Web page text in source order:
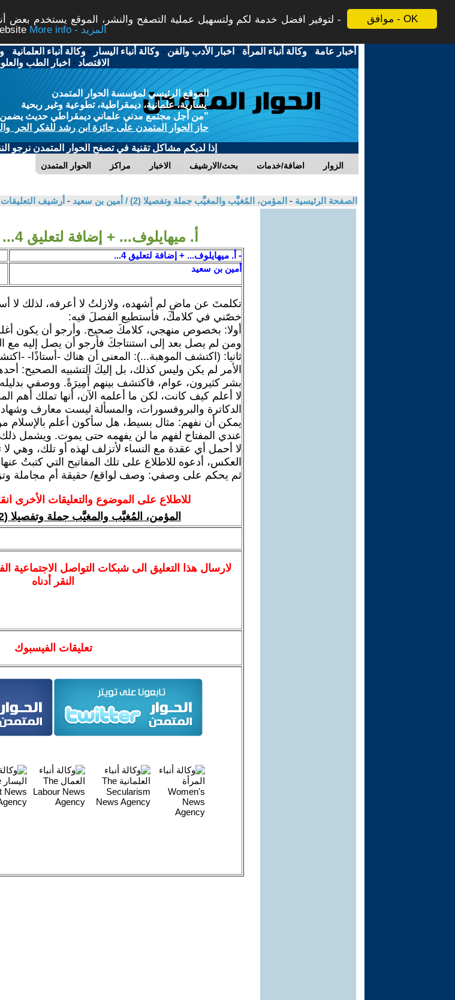
موافق - OK
لتوفير افضل خدمة لكم ولتسهيل عملية التصفح والنشر، الموقع يستخدم بعض
More info - المزيد
أخبار عامة -وكالة أنباء المرأة - اخبار الأدب والفن -وكالة أنباء اليسار -وكالة أنباء العلمانية -
الاقتصاد - اخبار الطب
الموقع الرئيسي لمؤسسة الحوار المتمدن
يسارية، علمانية، ديمقراطية، تطوعية وغير ربحية
"من أجل مجتمع مدني علماني ديمقراطي حديث يضمن
حاز الحوار المتمدن على جائزة ابن رشد للفكر الحر
إذا لديكم مشاكل تقنية في تصفح الحوار المتمدن نرجو
الحوار المتمدن مراكز الاخبار بحث/الارشيف اضافة/خدمات الزوار
الصفحة الرئيسية - المؤمن، المُغيَّب والمغيَّب جملة وتفصيلا (2) / أمين بن سعيد - أرشيف التعليقات
أ. ميهايلوف... + إضافة لتعليق 4... - أمين بن سعيد
- أ. ميهايلوف... + إضافة لتعليق 4...
أمين بن سعيد
تكلمتَ عن ماضٍ لم أشهده، ولازلتُ لا أعرفه، لذلك لا
خصّني في كلامكَ، فأستطيع الفصلَ فيه:
أولا: بخصوص منهجي، كلامكَ صحيح. وأرجو أن يكون
ومن لم يصل بعد إلى استنتاجكَ فأرجو أن يصل إليه مع
ثانيا: (اكتشف الموهبة...): المعنى أن هناك -أستاذًا- -
الأمر لم يكن وليس كذلك، بل إليكَ التشبيه الصحيح:
بشر كثيرون، عوام، فاكتشف بينهم أَمِيرَةً. ووصفي
لا أعلم كيف كانت، لكن ما أعلمه الآن، أنها تملك أهم
الدكاترة والبروفسورات، والمسألة ليست معارف
يمكن أن نفهم: مثال بسيط، هل سأكون أعلم بالإسلام
عندي المفتاح لفهم ما لن يفهمه حتى يموت. ويشمل
لا أحمل أي عقدة مع النساء لأتزلف لهذه أو تلك،
العكس، أدعوه للاطلاع على تلك المفاتيح التي كتبتُ
ثم يحكم على وصفي: وصف لواقع/ حقيقة أم مجاملة
للاطلاع على الموضوع والتعليقات الأخرى
المؤمن، المُغيَّب والمغيَّب جملة وتفصيلا (2) / أمين بن سعيد
لارسالهذا التعليق الى شبكات التواصل الاجتماعية
النقر أدناه
تعليقات الفيسبوك